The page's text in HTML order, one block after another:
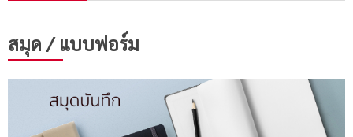
สมุด / แบบฟอร์ม